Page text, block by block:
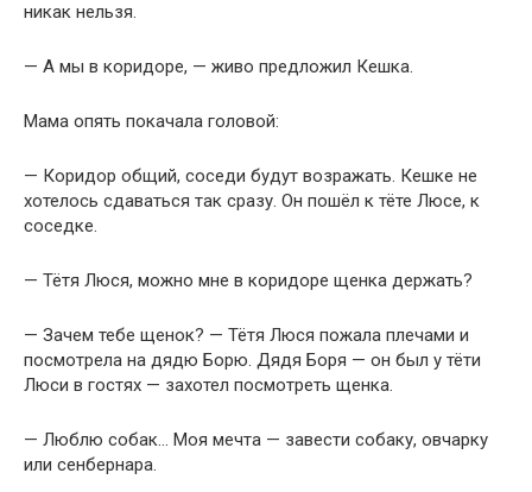
никак нельзя.
— А мы в коридоре, — живо предложил Кешка.
Мама опять покачала головой:
— Коридор общий, соседи будут возражать. Кешке не
хотелось сдаваться так сразу. Он пошёл к тёте Люсе, к
соседке.
— Тётя Люся, можно мне в коридоре щенка держать?
— Зачем тебе щенок? — Тётя Люся пожала плечами и
посмотрела на дядю Борю. Дядя Боря — он был у тёти
Люси в гостях — захотел посмотреть щенка.
— Люблю собак… Моя мечта — завести собаку, овчарку
или сенбернара.